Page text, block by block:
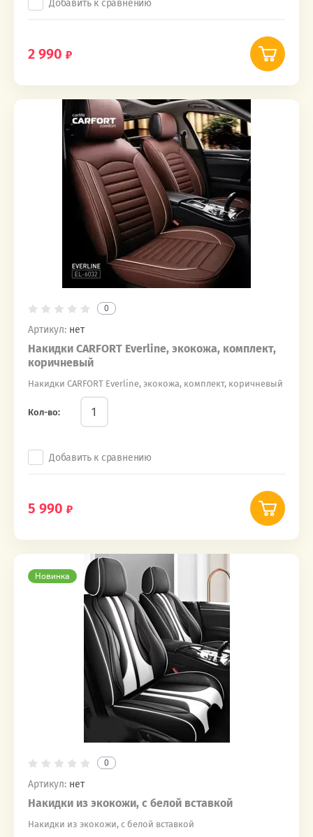
Добавить к сравнению
2 990
0
Артикул: нет
Накидки CARFORT Everline, экокожа, комплект,
коричневый
Накидки CARFORT Everline, экокожа, комплект, коричневый
Кол-во:
Добавить к сравнению
5 990
Новинка
0
Артикул: нет
Накидки из экокожи, с белой вставкой
Накидки из экокожи, с белой вставкой